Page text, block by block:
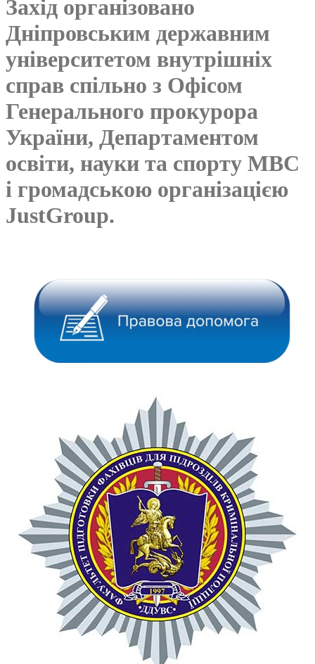
Захід організовано
Дніпровським державним
університетом внутрішніх
справ спільно з Офісом
Генерального прокурора
України, Департаментом
освіти, науки та спорту МВС
і громадською організацією
JustGroup.